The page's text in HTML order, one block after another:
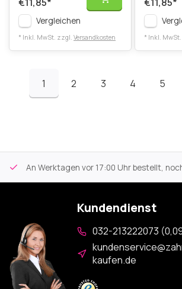
Vergleichen
* Inkl. MwSt. zzgl. Versandkosten * Inkl.
1 2 3 4 5
An Werktagen vor 17:00 Uhr bestellt,
Kundendienst
032-213222073
kaufen.de